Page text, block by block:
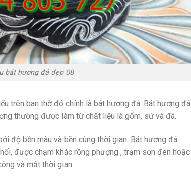
bát hương đá đẹp 08
trên ban thờ đó chính là bát hương đá. Bát hương đá
thường được làm từ chất liệu là gốm, sứ và đá.
độ bền màu và bền cùng thời gian. Bát hương đá
được chạm khác rồng phượng , trạm sơn đen hoặc
và mất thời gian.